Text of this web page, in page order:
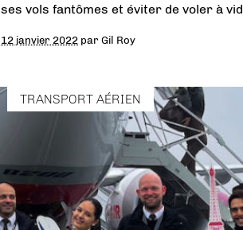
ses vols fantômes et éviter de voler à
12 janvier 2022 parGil Roy
TRANSPORT AÉRIEN